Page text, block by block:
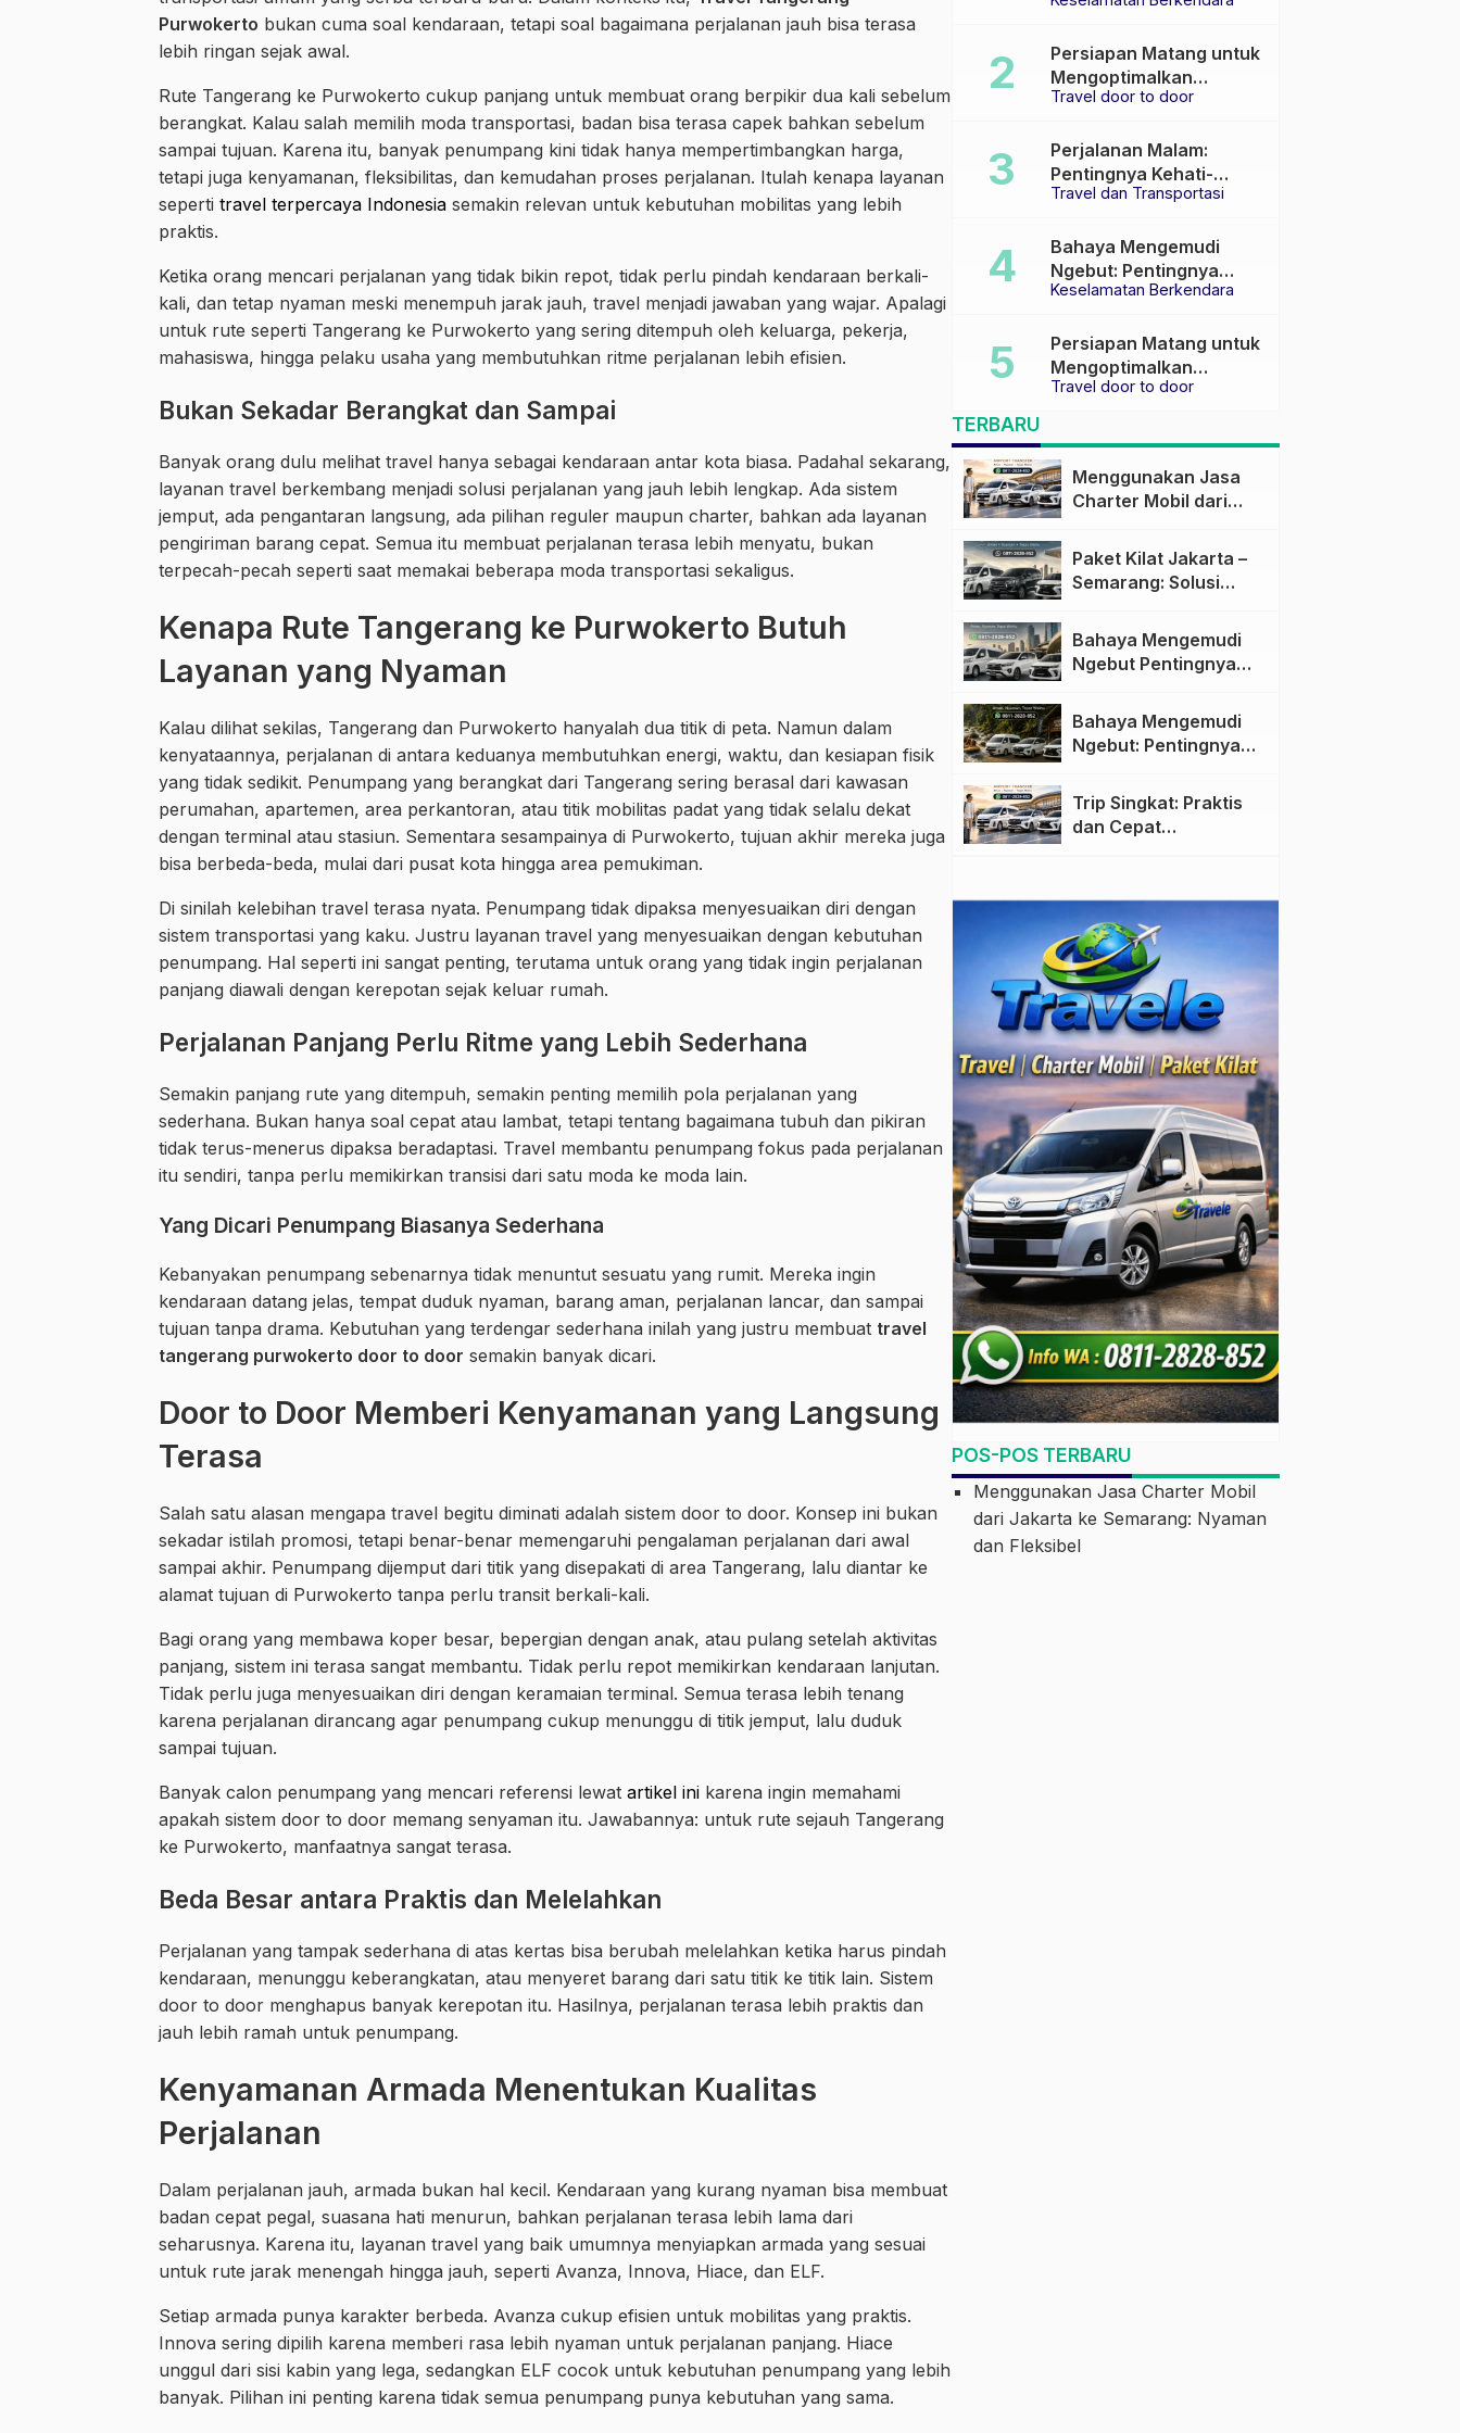
Purwokerto bukan cuma soal kendaraan, tetapi soal bagaimana perjalanan jauh bisa terasa
lebih ringan sejak awal.
Rute Tangerang ke Purwokerto cukup panjang untuk membuat orang berpikir dua kali sebelum
berangkat. Kalau salah memilih moda transportasi, badan bisa terasa capek bahkan sebelum
sampai tujuan. Karena itu, banyak penumpang kini tidak hanya mempertimbangkan harga,
tetapi juga kenyamanan, fleksibilitas, dan kemudahan proses perjalanan. Itulah kenapa layanan
seperti travel terpercaya Indonesia semakin relevan untuk kebutuhan mobilitas yang lebih
praktis.
Ketika orang mencari perjalanan yang tidak bikin repot, tidak perlu pindah kendaraan berkali-
kali, dan tetap nyaman meski menempuh jarak jauh, travel menjadi jawaban yang wajar. Apalagi
untuk rute seperti Tangerang ke Purwokerto yang sering ditempuh oleh keluarga, pekerja,
mahasiswa, hingga pelaku usaha yang membutuhkan ritme perjalanan lebih efisien.
Bukan Sekadar Berangkat dan Sampai
Banyak orang dulu melihat travel hanya sebagai kendaraan antar kota biasa. Padahal sekarang,
layanan travel berkembang menjadi solusi perjalanan yang jauh lebih lengkap. Ada sistem
jemput, ada pengantaran langsung, ada pilihan reguler maupun charter, bahkan ada layanan
pengiriman barang cepat. Semua itu membuat perjalanan terasa lebih menyatu, bukan
terpecah-pecah seperti saat memakai beberapa moda transportasi sekaligus.
Kenapa Rute Tangerang ke Purwokerto Butuh
Layanan yang Nyaman
Kalau dilihat sekilas, Tangerang dan Purwokerto hanyalah dua titik di peta. Namun dalam
kenyataannya, perjalanan di antara keduanya membutuhkan energi, waktu, dan kesiapan fisik
yang tidak sedikit. Penumpang yang berangkat dari Tangerang sering berasal dari kawasan
perumahan, apartemen, area perkantoran, atau titik mobilitas padat yang tidak selalu dekat
dengan terminal atau stasiun. Sementara sesampainya di Purwokerto, tujuan akhir mereka juga
bisa berbeda-beda, mulai dari pusat kota hingga area pemukiman.
Di sinilah kelebihan travel terasa nyata. Penumpang tidak dipaksa menyesuaikan diri dengan
sistem transportasi yang kaku. Justru layanan travel yang menyesuaikan dengan kebutuhan
penumpang. Hal seperti ini sangat penting, terutama untuk orang yang tidak ingin perjalanan
panjang diawali dengan kerepotan sejak keluar rumah.
Perjalanan Panjang Perlu Ritme yang Lebih Sederhana
Semakin panjang rute yang ditempuh, semakin penting memilih pola perjalanan yang
sederhana. Bukan hanya soal cepat atau lambat, tetapi tentang bagaimana tubuh dan pikiran
tidak terus-menerus dipaksa beradaptasi. Travel membantu penumpang fokus pada perjalanan
itu sendiri, tanpa perlu memikirkan transisi dari satu moda ke moda lain.
Yang Dicari Penumpang Biasanya Sederhana
Kebanyakan penumpang sebenarnya tidak menuntut sesuatu yang rumit. Mereka ingin
kendaraan datang jelas, tempat duduk nyaman, barang aman, perjalanan lancar, dan sampai
tujuan tanpa drama. Kebutuhan yang terdengar sederhana inilah yang justru membuat travel
tangerang purwokerto door to door semakin banyak dicari.
Door to Door Memberi Kenyamanan yang Langsung
Terasa
Salah satu alasan mengapa travel begitu diminati adalah sistem door to door. Konsep ini bukan
sekadar istilah promosi, tetapi benar-benar memengaruhi pengalaman perjalanan dari awal
sampai akhir. Penumpang dijemput dari titik yang disepakati di area Tangerang, lalu diantar ke
alamat tujuan di Purwokerto tanpa perlu transit berkali-kali.
Bagi orang yang membawa koper besar, bepergian dengan anak, atau pulang setelah aktivitas
panjang, sistem ini terasa sangat membantu. Tidak perlu repot memikirkan kendaraan lanjutan.
Tidak perlu juga menyesuaikan diri dengan keramaian terminal. Semua terasa lebih tenang
karena perjalanan dirancang agar penumpang cukup menunggu di titik jemput, lalu duduk
sampai tujuan.
Banyak calon penumpang yang mencari referensi lewat artikel ini karena ingin memahami
apakah sistem door to door memang senyaman itu. Jawabannya: untuk rute sejauh Tangerang
ke Purwokerto, manfaatnya sangat terasa.
Beda Besar antara Praktis dan Melelahkan
Perjalanan yang tampak sederhana di atas kertas bisa berubah melelahkan ketika harus pindah
kendaraan, menunggu keberangkatan, atau menyeret barang dari satu titik ke titik lain. Sistem
door to door menghapus banyak kerepotan itu. Hasilnya, perjalanan terasa lebih praktis dan
jauh lebih ramah untuk penumpang.
Kenyamanan Armada Menentukan Kualitas
Perjalanan
Dalam perjalanan jauh, armada bukan hal kecil. Kendaraan yang kurang nyaman bisa membuat
badan cepat pegal, suasana hati menurun, bahkan perjalanan terasa lebih lama dari
seharusnya. Karena itu, layanan travel yang baik umumnya menyiapkan armada yang sesuai
untuk rute jarak menengah hingga jauh, seperti Avanza, Innova, Hiace, dan ELF.
Setiap armada punya karakter berbeda. Avanza cukup efisien untuk mobilitas yang praktis.
Innova sering dipilih karena memberi rasa lebih nyaman untuk perjalanan panjang. Hiace
unggul dari sisi kabin yang lega, sedangkan ELF cocok untuk kebutuhan penumpang yang lebih
banyak. Pilihan ini penting karena tidak semua penumpang punya kebutuhan yang sama.
Travel door to door
Persiapan Matang untuk
Mengoptimalkan
Pengalaman Travel
Travel dan Transportasi
Perjalanan Malam:
Pentingnya Kehati-
hatian dan Pemilihan
Keselamatan Berkendara
Bahaya Mengemudi
Ngebut: Pentingnya
Keselamatan di Jalan
Travel door to door
Persiapan Matang untuk
Mengoptimalkan
Pengalaman Travel
TERBARU
Menggunakan Jasa
Charter Mobil dari
Nyaman dan Fleksibel
Paket Kilat Jakarta –
Semarang: Solusi
Efisien
Bahaya Mengemudi
Ngebut Pentingnya
raya
Bahaya Mengemudi
Ngebut: Pentingnya
Trip Singkat: Praktis
dan Cepat
POS-POS TERBARU
Menggunakan Jasa Charter Mobil
dari Jakarta ke Semarang: Nyaman
dan Fleksibel